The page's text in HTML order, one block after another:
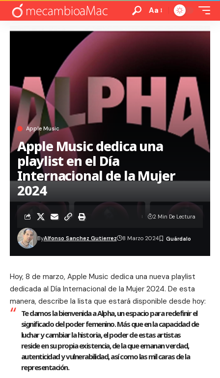
Aa
Apple Music
Apple Music dedica una
playlist en el Día
Internacional de la Mujer
2024
ByAlfonso Sanchez Gutierrez 8 Marzo 2024
2 Min De Lectura
Hoy, 8 de marzo, Apple Music dedica una nueva playlist
dedicada al Día Internacional de la Mujer 2024. De esta
manera, describe la lista que estará disponible desde hoy:
Te damos la bienvenida a Alpha, un espacio para redefinir el
significado del poder femenino. Más que en la capacidad de
luchar y cambiar la historia, el poder de estas artistas
reside en su propia existencia, de la que emanan verdad,
autenticidad y vulnerabilidad, así como las mil caras de la
representación.